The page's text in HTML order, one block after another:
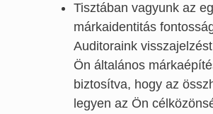
Tisztában vagyunk az
márkaidentitás
Auditoraink
Ön általános
biztosítva, hogy az
legyen az Ön